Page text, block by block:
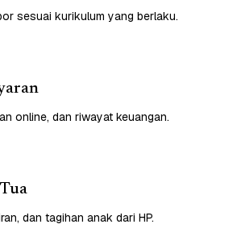
sesuai kurikulum yang berlaku.
online, dan riwayat keuangan.
dan tagihan anak dari HP.